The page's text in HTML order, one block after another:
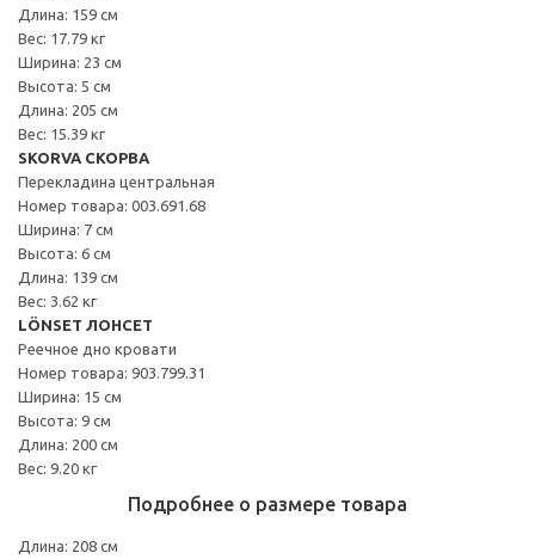
Длина: 159 см
Вес: 17.79 кг
Ширина: 23 см
Высота: 5 см
Длина: 205 см
Вес: 15.39 кг
SKORVA СКОРВА
Перекладина центральная
Номер товара: 003.691.68
Ширина: 7 см
Высота: 6 см
Длина: 139 см
Вес: 3.62 кг
LÖNSET ЛОНСЕТ
Реечное дно кровати
Номер товара: 903.799.31
Ширина: 15 см
Высота: 9 см
Длина: 200 см
Вес: 9.20 кг
Подробнее о размере товара
Длина: 208 см